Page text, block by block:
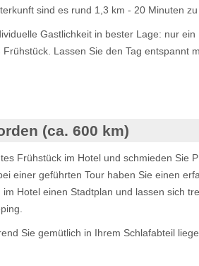
sind es rund 1,3 km - 20 Minuten
Gastlichkeit in bester Lage: nur
Lassen Sie den Tag
(ca. 600 km)
Frühstück im Hotel und schmieden Sie
einer geführten Tour haben Sie einen
Hotel einen Stadtplan und lassen sich
Sie gemütlich in Ihrem Schlafabteil